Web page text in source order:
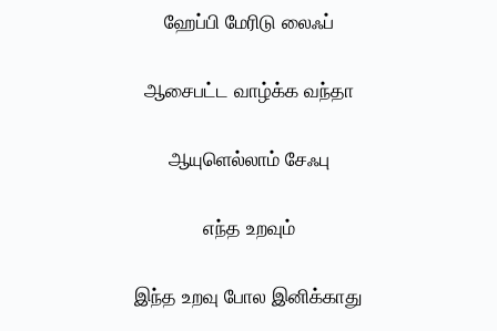
ஹேப்பி மேரிடு லைஃப்
ஆசைபட்ட வாழ்க்க வந்தா
ஆயுளெல்லாம் சேஃபு
எந்த உறவும்
இந்த உறவு போல இனிக்காது